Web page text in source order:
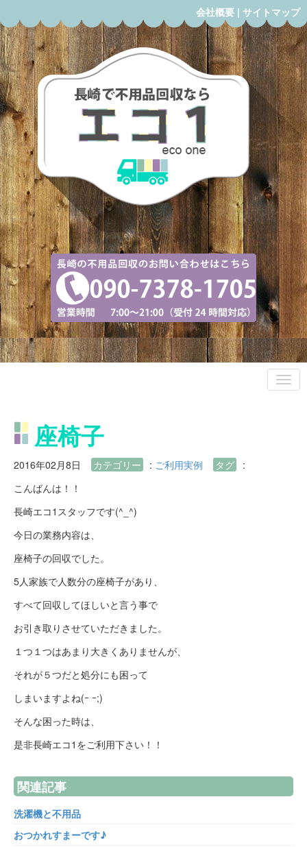
会社概要 | サイトマップ
座椅子
2016年02月8日 カテゴリー : ご利用実例 タグ
:
こんばんは！！
長崎エコ1スタッフです(^_^)
今日の業務内容は、
座椅子の回収でした。
5人家族で人数分の座椅子があり、
すべて回収してほしいと言う事で
お引き取りさせていただきました。
１つ１つはあまり大きくありませんが、
それが５つだと処分にも困って
しまいますよね(ｰ ｰ;)
そんな困った時は、
是非長崎エコ1をご利用下さい！！
関連記事
洗濯機と不用品
おつかれすまーです♪